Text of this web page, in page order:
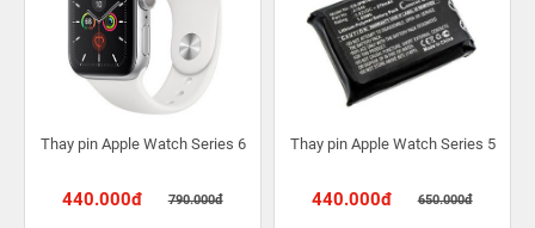
Thay pin Apple Watch Series 6
440.000đ 790.000đ
Thay pin Apple Watch Series 5
440.000đ 650.000đ